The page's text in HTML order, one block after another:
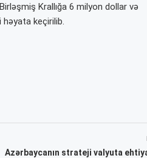
Krallığa 6 milyon dollar və
keçirilib.
Azərbaycanın strateji valyuta